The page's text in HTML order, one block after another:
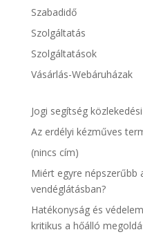
Szabadidő
Szolgáltatás
Szolgáltatások
Vásárlás-Webáruházak
Jogi segítség
Az erdélyi kézműves
(nincs cím)
Miért egyre
vendéglátásban?
Hatékonyság és
kritikus a hőálló